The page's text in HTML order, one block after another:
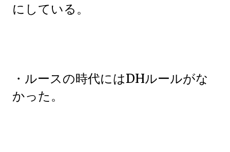
にしている。
・ルースの時代にはDHルールがな
かった。